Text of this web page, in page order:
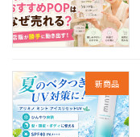
新商品